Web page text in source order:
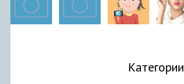
Категории